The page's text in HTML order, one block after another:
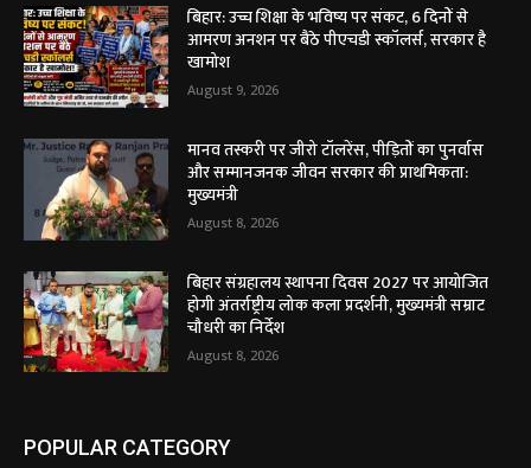
बिहार: उच्च शिक्षा के भविष्य पर संकट, 6 दिनों से
आमरण अनशन पर बैठे पीएचडी स्कॉलर्स, सरकार है
खामोश
August 9, 2026
मानव तस्करी पर जीरो टॉलरेंस, पीड़ितों का पुनर्वास
और सम्मानजनक जीवन सरकार की प्राथमिकता:
मुख्यमंत्री
August 8, 2026
बिहार संग्रहालय स्थापना दिवस 2027 पर आयोजित
होगी अंतर्राष्ट्रीय लोक कला प्रदर्शनी, मुख्यमंत्री सम्राट
चौधरी का निर्देश
August 8, 2026
POPULAR CATEGORY